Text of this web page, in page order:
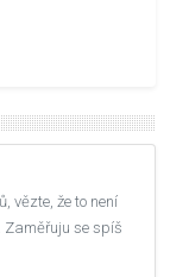
vězte, že to není
Zaměřuju se spíš